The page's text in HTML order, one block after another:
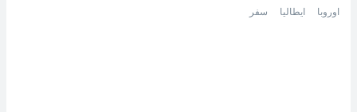
اوروبا ايطاليا سفر